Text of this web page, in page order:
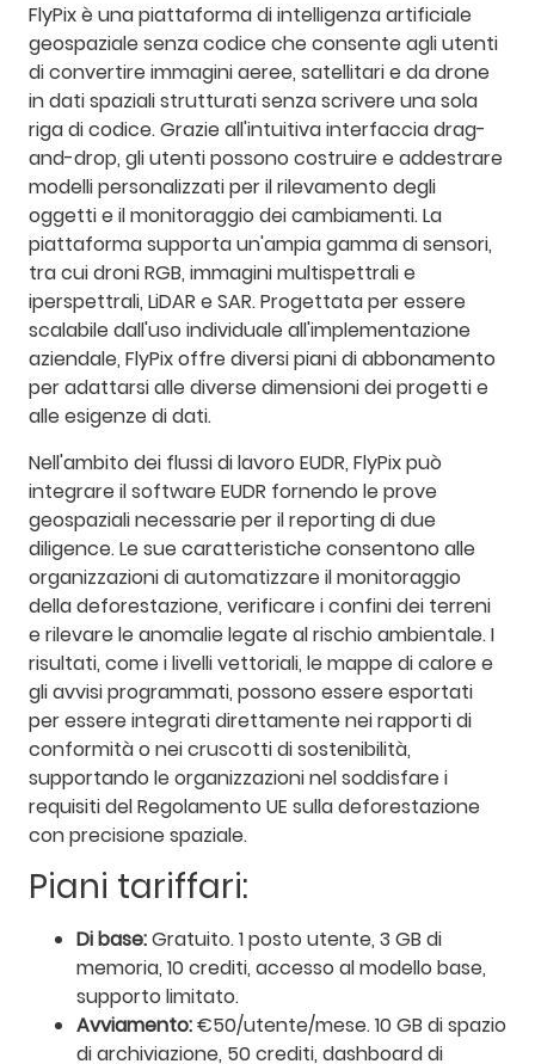
FlyPix è una piattaforma di intelligenza artificiale
geospaziale senza codice che consente agli utenti
di convertire immagini aeree, satellitari e da drone
in dati spaziali strutturati senza scrivere una sola
riga di codice. Grazie all'intuitiva interfaccia drag-
and-drop, gli utenti possono costruire e addestrare
modelli personalizzati per il rilevamento degli
oggetti e il monitoraggio dei cambiamenti. La
piattaforma supporta un'ampia gamma di sensori,
tra cui droni RGB, immagini multispettrali e
iperspettrali, LiDAR e SAR. Progettata per essere
scalabile dall'uso individuale all'implementazione
aziendale, FlyPix offre diversi piani di abbonamento
per adattarsi alle diverse dimensioni dei progetti e
alle esigenze di dati.
Nell'ambito dei flussi di lavoro EUDR, FlyPix può
integrare il software EUDR fornendo le prove
geospaziali necessarie per il reporting di due
diligence. Le sue caratteristiche consentono alle
organizzazioni di automatizzare il monitoraggio
della deforestazione, verificare i confini dei terreni
e rilevare le anomalie legate al rischio ambientale. I
risultati, come i livelli vettoriali, le mappe di calore e
gli avvisi programmati, possono essere esportati
per essere integrati direttamente nei rapporti di
conformità o nei cruscotti di sostenibilità,
supportando le organizzazioni nel soddisfare i
requisiti del Regolamento UE sulla deforestazione
con precisione spaziale.
Piani tariffari:
Di base:Gratuito. 1 posto utente, 3 GB di
memoria, 10 crediti, accesso al modello base,
supporto limitato.
Avviamento:€50/utente/mese. 10 GB di spazio
di archiviazione, 50 crediti, dashboard di